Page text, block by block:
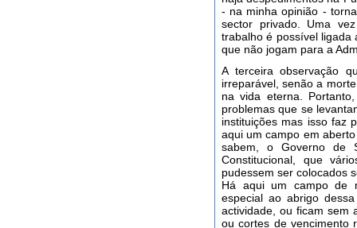
- na minha opinião -
sector privado. Uma
trabalho é possível ligada
que não jogam para a
A terceira observação
irreparável, senão a
na vida eterna.
problemas que se
instituições mas isso faz
aqui um campo em
sabem, o Governo de
Constitucional, que
pudessem ser colocados
Há aqui um campo de
especial ao abrigo
actividade, ou ficam sem
ou cortes de vencimento